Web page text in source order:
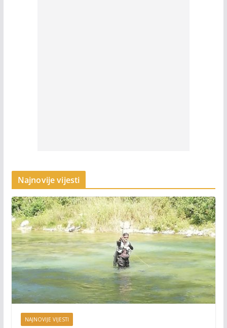
Najnovije vijesti
NAJNOVIJE VIJESTI